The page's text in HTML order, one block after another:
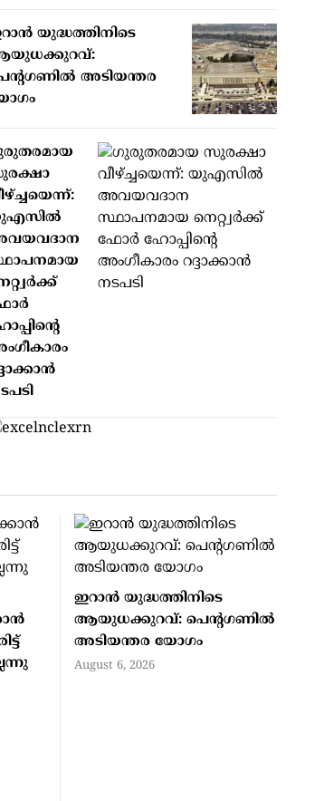
യുദ്ധത്തിനിടെ
അടിയന്തര
ഇറാന്‍ യുദ്ധത്തിനിടെ
ആയുധക്കുറവ്: പെന്റഗണില്‍
അടിയന്തര യോഗം
August 6, 2026